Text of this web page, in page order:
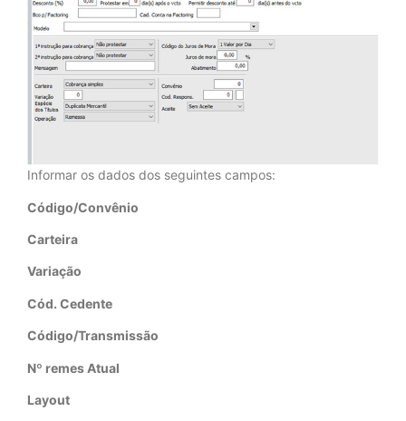
Informar os dados dos seguintes campos:
Código/Convênio
Carteira
Variação
Cód. Cedente
Código/Transmissão
Nº remes Atual
Layout